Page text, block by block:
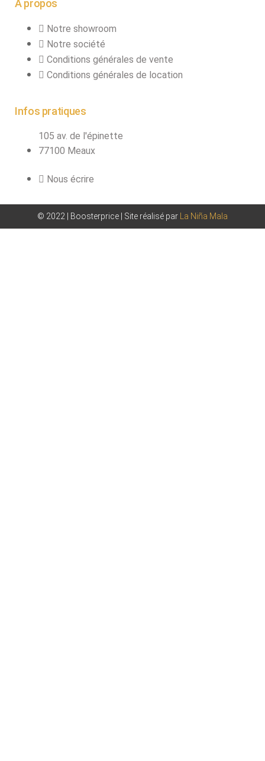
À propos
Notre showroom
Notre société
Conditions générales de vente
Conditions générales de location
Infos pratiques
105 av. de l'épinette
77100 Meaux
Nous écrire
© 2022 | Boosterprice | Site réalisé par La Niña Mala